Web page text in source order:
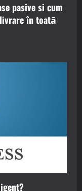
pasive si cum
în toată